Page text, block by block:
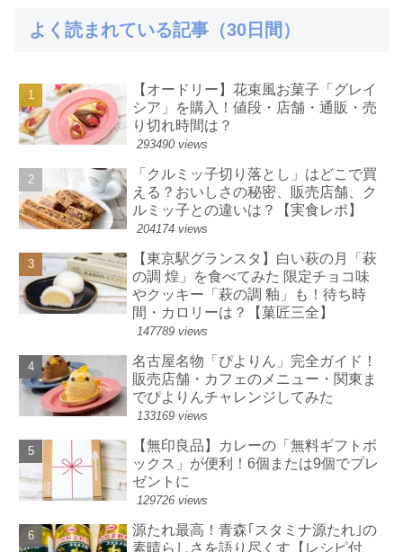
よく読まれている記事（30日間）
【オードリー】花束風お菓子「グレイ
シア」を購入！値段・店舗・通販・売
り切れ時間は？
293490 views
「クルミッ子切り落とし」はどこで買
える？おいしさの秘密、販売店舗、ク
ルミッ子との違いは？【実食レポ】
204174 views
【東京駅グランスタ】白い萩の月「萩
の調 煌」を食べてみた 限定チョコ味
やクッキー「萩の調 釉」も！待ち時
間・カロリーは？【菓匠三全】
147789 views
名古屋名物「ぴよりん」完全ガイド！
販売店舗・カフェのメニュー・関東ま
でぴよりんチャレンジしてみた
133169 views
【無印良品】カレーの「無料ギフトボ
ックス」が便利！6個または9個でプレ
ゼントに
129726 views
源たれ最高！青森｢スタミナ源たれ｣の
素晴らしさを語り尽くす【レシピ付